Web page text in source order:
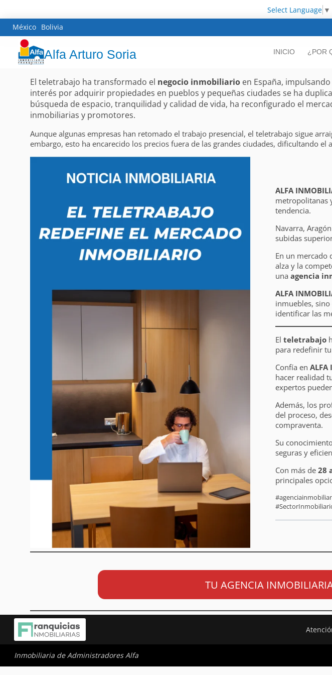
Select Language ▼
México Bolivia
Alfa Arturo Soria INICIO ¿POR
El teletrabajo ha transformado el negocio inmobiliarioen España,
interés por adquirir propiedades en pueblos y pequeñas ciudades se ha
búsqueda de espacio, tranquilidad y calidad de vida, ha reconfigurado el
inmobiliarias y promotores.
Aunque algunas empresas han retomado el trabajo presencial, el teletrabajo sigue
embargo, esto ha encarecido los precios fuera de las grandes ciudades, dificultando el
ALFA
metropolitanas
tendencia.
Navarra,
subidas
En un mercado
alza y la
unaagencia
ALFA
inmuebles,
identificar las
Elteletrabajo
para redefinir
Confía enALFA
hacer realidad
expertos
Además, los
del proceso,
compraventa.
Su
seguras y
Con más de28
principales
TU AGENCIA
Inmobiliaria de Administradores Alfa